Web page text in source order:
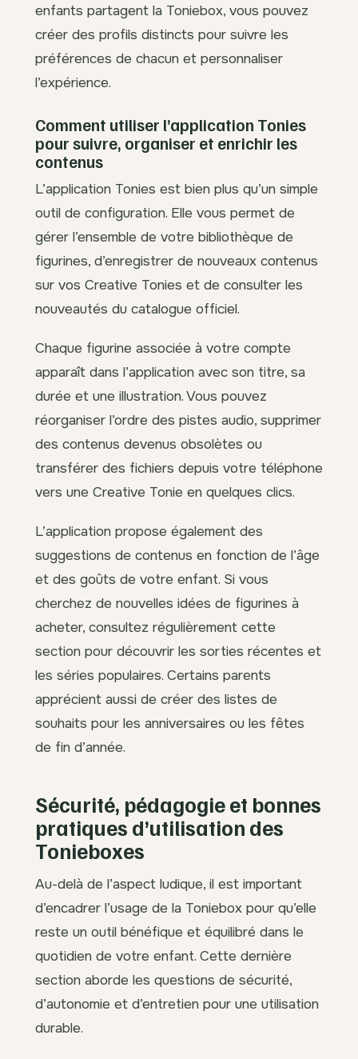
enfants partagent la Toniebox, vous pouvez
créer des profils distincts pour suivre les
préférences de chacun et personnaliser
l’expérience.
Comment utiliser l’application Tonies
pour suivre, organiser et enrichir les
contenus
L’application Tonies est bien plus qu’un simple
outil de configuration. Elle vous permet de
gérer l’ensemble de votre bibliothèque de
figurines, d’enregistrer de nouveaux contenus
sur vos Creative Tonies et de consulter les
nouveautés du catalogue officiel.
Chaque figurine associée à votre compte
apparaît dans l’application avec son titre, sa
durée et une illustration. Vous pouvez
réorganiser l’ordre des pistes audio, supprimer
des contenus devenus obsolètes ou
transférer des fichiers depuis votre téléphone
vers une Creative Tonie en quelques clics.
L’application propose également des
suggestions de contenus en fonction de l’âge
et des goûts de votre enfant. Si vous
cherchez de nouvelles idées de figurines à
acheter, consultez régulièrement cette
section pour découvrir les sorties récentes et
les séries populaires. Certains parents
apprécient aussi de créer des listes de
souhaits pour les anniversaires ou les fêtes
de fin d’année.
Sécurité, pédagogie et bonnes
pratiques d’utilisation des
Tonieboxes
Au-delà de l’aspect ludique, il est important
d’encadrer l’usage de la Toniebox pour qu’elle
reste un outil bénéfique et équilibré dans le
quotidien de votre enfant. Cette dernière
section aborde les questions de sécurité,
d’autonomie et d’entretien pour une utilisation
durable.